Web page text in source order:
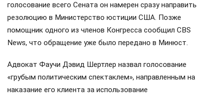
голосование всего Сената он намерен сразу направить
резолюцию в Министерство юстиции США. Позже
помощник одного из членов Конгресса сообщил CBS
News, что обращение уже было передано в Минюст.
Адвокат Фаучи Дэвид Шертлер назвал голосование
«грубым политическим спектаклем», направленным на
наказание его клиента за использование